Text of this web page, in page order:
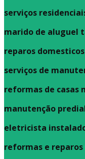
serviços
marido de aluguel
reparos
serviços de
reformas de casas
manutenção
eletricista
reformas e reparos